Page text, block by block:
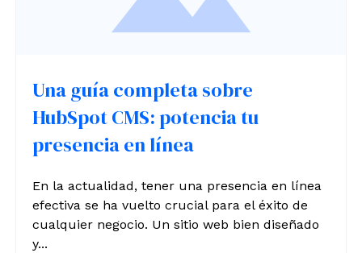
Una guía completa sobre
HubSpot CMS: potencia tu
presencia en línea
En la actualidad, tener una presencia en línea
efectiva se ha vuelto crucial para el éxito de
cualquier negocio. Un sitio web bien diseñado
y...